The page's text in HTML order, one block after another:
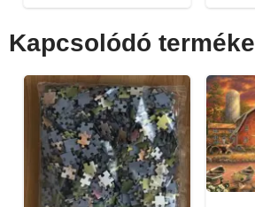
Kapcsolódó